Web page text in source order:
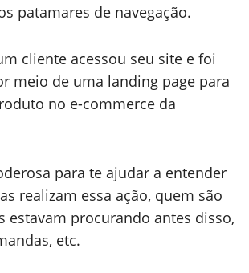
patamares de navegação.
cliente acessou seu site e foi
meio de uma landing page para
no e-commerce da
para te ajudar a entender
realizam essa ação, quem são
estavam procurando antes disso,
etc.